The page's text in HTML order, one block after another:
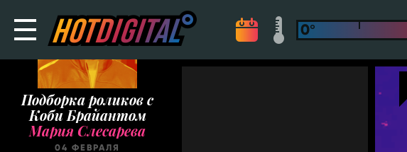
Подборка роликов с
Коби Брайантом
Мария Слесарева
04 ФЕВРАЛЯ